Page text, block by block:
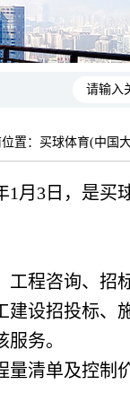
置： 买球体育(中国
月3日，是买
程咨询、招
设招投标、
务。
清单及控制